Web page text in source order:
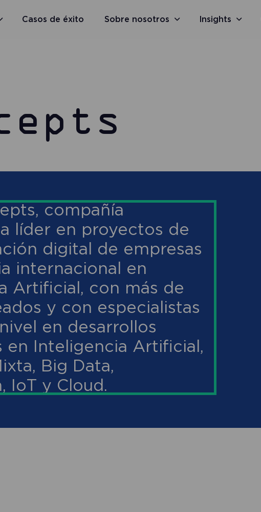
Casos de éxito Sobre nosotros Insights
compañía
líder en proyectos de
digital de empresas
internacional en
Artificial, con más de
y con especialistas
en desarrollos
en Inteligencia Artificial,
Big Data,
IoT y Cloud.